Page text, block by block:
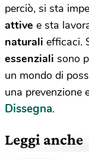
perciò, si sta
attive e sta
naturali efficaci.
essenziali sono
un mondo di
una prevenzione
Dissegna.
Leggi anche